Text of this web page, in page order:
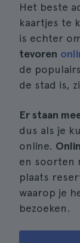
Het beste
kaartjes te
is echter
tevoren
de
de stad is,
Er staan
dus als je
online.
en soorten
plaats
waarop je
bezoeken.